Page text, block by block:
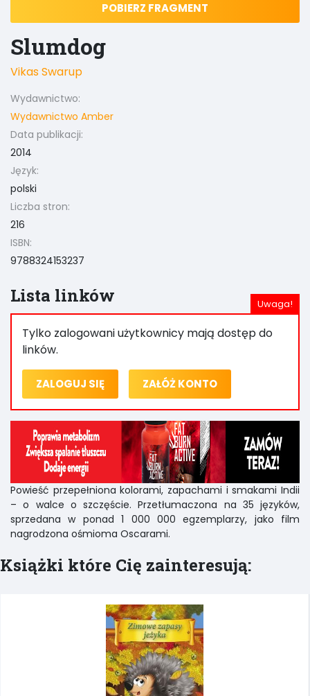
POBIERZ FRAGMENT
Slumdog
Vikas Swarup
Wydawnictwo:
Wydawnictwo Amber
Data publikacji:
2014
Język:
polski
Liczba stron:
216
ISBN:
9788324153237
Lista linków
Tylko zalogowani użytkownicy mają dostęp do
linków.
ZALOGUJ SIĘ ZAŁÓŻ KONTO
Powieść przepełniona kolorami, zapachami i smakami Indii
– o walce o szczęście. Przetłumaczona na 35 języków,
sprzedana w ponad 1 000 000 egzemplarzy, jako film
nagrodzona ośmioma Oscarami.
Książki które Cię zainteresują: